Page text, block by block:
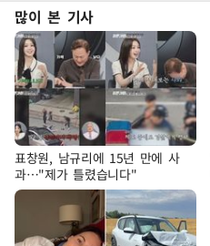
많이 본 기사
표창원, 남규리에 15년 만에 사
과…"제가 틀렸습니다"